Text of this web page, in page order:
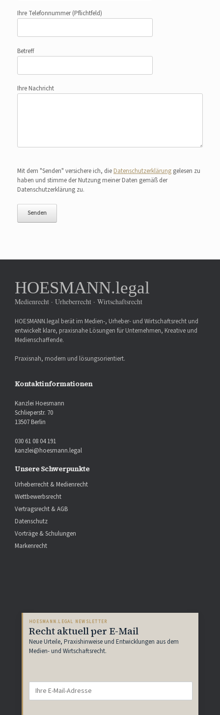
Ihre Telefonnummer(Pflichtfeld)
Betreff
Ihre Nachricht
Mit dem "Senden" versichere ich, die Datenschutzerklärung gelesen zu
haben und stimme der Nutzung meiner Daten gemäß der
Datenschutzerklärung zu.
HOESMANN.legal
Medienrecht · Urheberrecht · Wirtschaftsrecht
HOESMANN.legal berät im Medien-, Urheber- und Wirtschaftsrecht und
entwickelt klare, praxisnahe Lösungen für Unternehmen, Kreative und
Medienschaffende.
Praxisnah, modern und lösungsorientiert.
Kontaktinformationen
Kanzlei Hoesmann
Schlieperstr. 70
13507 Berlin
030 61 08 04 191
kanzlei@hoesmann.legal
Unsere Schwerpunkte
Urheberrecht & Medienrecht
Wettbewerbsrecht
Vertragsrecht & AGB
Datenschutz
Vorträge & Schulungen
Markenrecht
HOESMANN.LEGAL NEWSLETTER
Recht aktuell per E-Mail
Neue Urteile, Praxishinweise und Entwicklungen aus dem
Medien- und Wirtschaftsrecht.